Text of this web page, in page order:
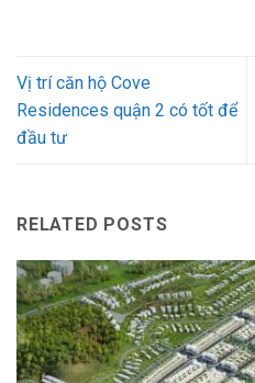
Vị trí căn hộ Cove
Residences quận 2 có tốt để
đầu tư
RELATED POSTS